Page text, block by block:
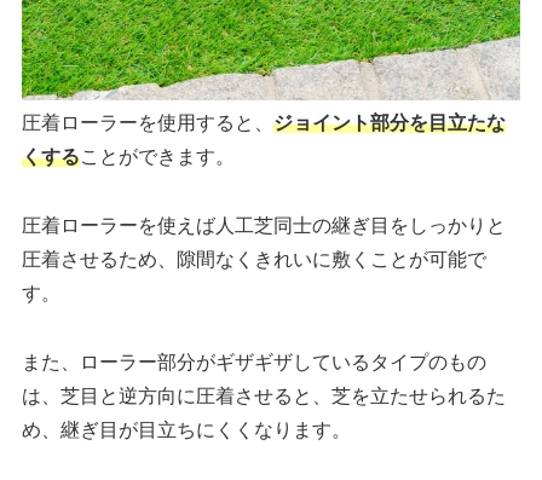
圧着ローラーを使用すると、ジョイント部分を目立たな
くすることができます。
圧着ローラーを使えば人工芝同士の継ぎ目をしっかりと
圧着させるため、隙間なくきれいに敷くことが可能で
す。
また、ローラー部分がギザギザしているタイプのもの
は、芝目と逆方向に圧着させると、芝を立たせられるた
め、継ぎ目が目立ちにくくなります。